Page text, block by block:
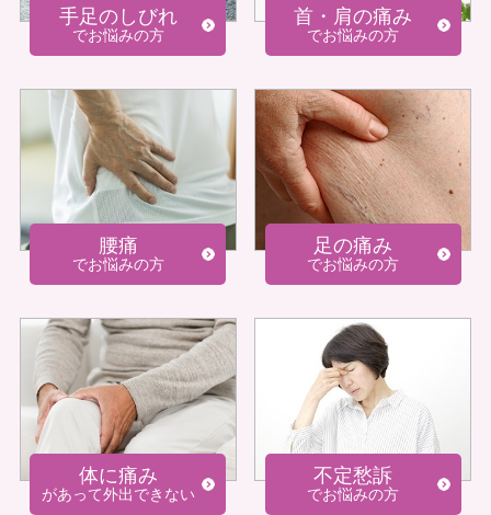
手足のしびれ
でお悩みの方
首・肩の痛み
でお悩みの方
腰痛
でお悩みの方
足の痛み
でお悩みの方
体に痛み
があって外出できない
不定愁訴
でお悩みの方
訪問看護リハビリについて
代表メッセージ
神戸すみれ治療院では、訪問型の鍼灸治療院として、
患者様・ご家族の双方に負担のない治療をおこなうこ
とができます。
護リハビリステーション」「神戸すみれリハビリデイ
サービス」を運営しています。神戸すみれ訪問看護リ
ハビリステーションでは、看護師や理学療法士・作業
療法士などの有資格者が常駐しており、こまめに連携
を取りながら運営しております。
鍼治療が必要な方の多くが、定期的な通院に負担を抱
えてしまっているのではないでしょうか。当院では、